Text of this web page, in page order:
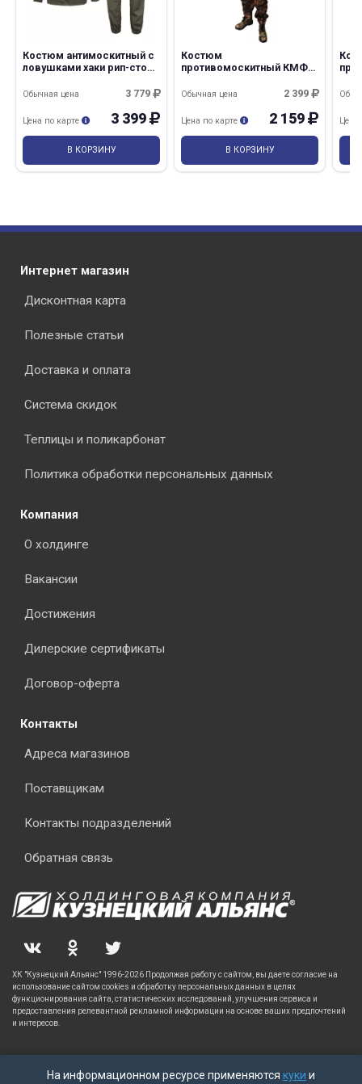
Костюм антимоскитный с
ловушками хаки рип-стоп
3 779
Обычная цена
3 399
Цена по карте
В КОРЗИНУ
Костюм
противомоскитный КМФ
2 399
Обычная цена
2 159
Цена по карте
В КОРЗИНУ
Цена
На информационном ресурсе применяются куки и
Интернет магазин
Дисконтная карта
Полезные статьи
Доставка и оплата
Система скидок
Теплицы и поликарбонат
Политика обработки персональных данных
Компания
О холдинге
Вакансии
Достижения
Дилерские сертификаты
Договор-оферта
Контакты
Адреса магазинов
Поставщикам
Контакты подразделений
Обратная связь
ХК "Кузнецкий Альянс" 1996-2026 Продолжая работу с сайтом, вы даете согласие на
использование сайтом cookies и обработку персональных данных в целях
функционирования сайта, статистических исследований, улучшения сервиса и
предоставления релевантной рекламной информации на основе ваших предпочтений
и интересов.